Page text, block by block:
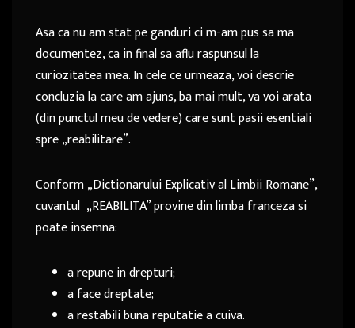
Asa ca nu am stat pe ganduri ci m-am pus sa ma
documentez, ca in final sa aflu raspunsul la
curiozitatea mea. In cele ce urmeaza, voi descrie
concluzia la care am ajuns, ba mai mult, va voi arata
(din punctul meu de vedere) care sunt pasii esentiali
spre „reabilitare”.
Conform „Dictionarului Explicativ al Limbii Romane”,
cuvantul „REABILITA” provine din limba franceza si
poate insemna:
a repune in drepturi;
a face dreptate;
a restabili buna reputatie a cuiva.